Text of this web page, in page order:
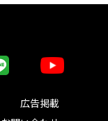
広告掲載